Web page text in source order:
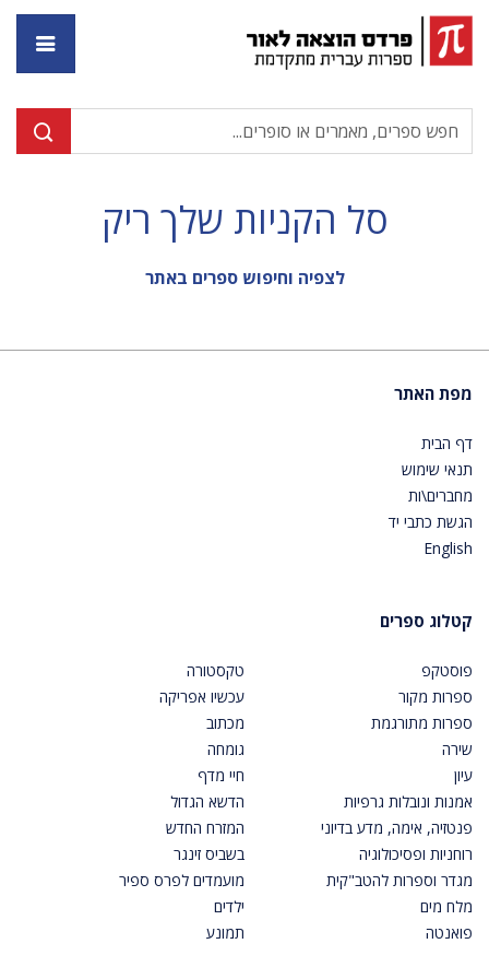
סל הקניות שלך ריק
לצפיה וחיפוש ספרים באתר
מפת האתר
דף הבית
תנאי שימוש
מחברים\ות
הגשת כתבי יד
English
קטלוג ספרים
פוסטקפ
ספרות מקור
ספרות מתורגמת
שירה
עיון
אמנות ונובלות גרפיות
פנטזיה, אימה, מדע בדיוני
רוחניות ופסיכולוגיה
מגדר וספרות להטב"קית
מלח מים
פואנטה
טקסטורה
עכשיו אפריקה
מכתוב
גומחה
חיי מדף
הדשא הגדול
המזרח החדש
בשביס זינגר
מועמדים לפרס ספיר
ילדים
תמונע